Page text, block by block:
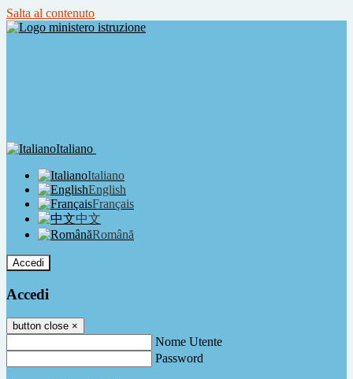
Salta al contenuto
Italiano
Italiano
English
Français
中文
Română
Accedi
Accedi
button close ×
Nome Utente
Password